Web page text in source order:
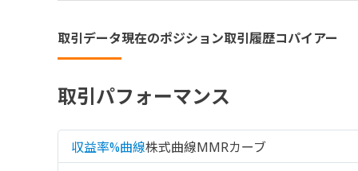
取引データ現在のポジション取引履歴コパイアー
取引パフォーマンス
収益率%曲線株式曲線MMRカーブ